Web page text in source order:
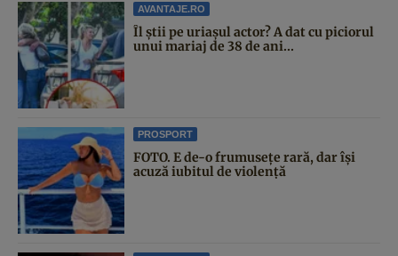
AVANTAJE.RO
Îl știi pe uriașul actor? A dat cu piciorul
unui mariaj de 38 de ani...
PROSPORT
FOTO. E de-o frumusețe rară, dar își
acuză iubitul de violență